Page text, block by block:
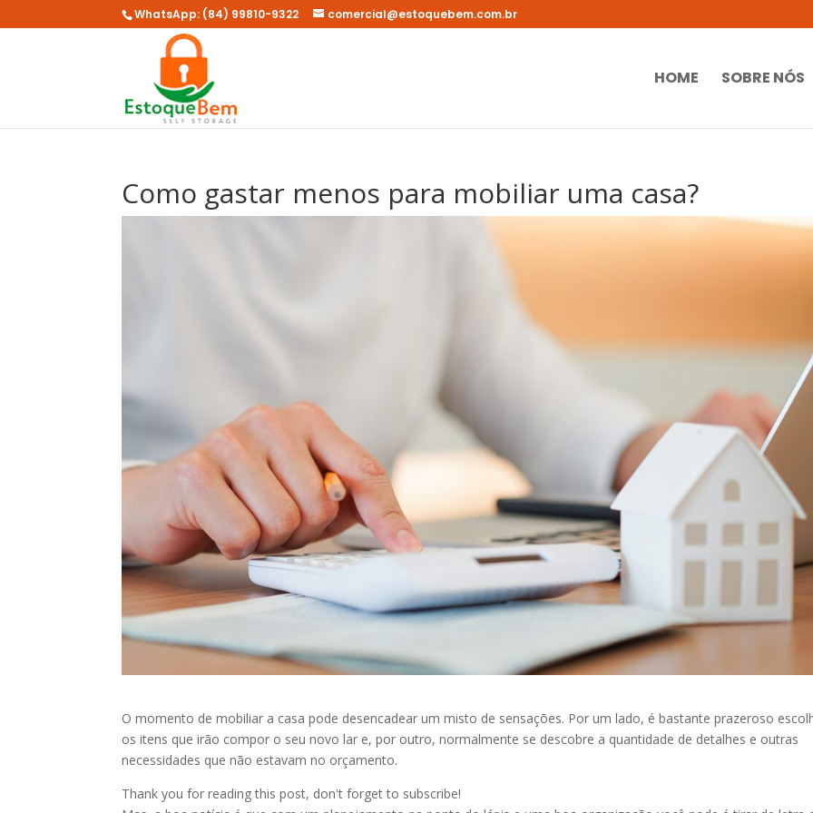
WhatsApp: (84) 99810-9322 comercial@estoquebem.com.br
HOME SOBRE NÓS
Como gastar menos para mobiliar uma casa?
O momento de mobiliar a casa pode desencadear um misto de sensações. Por um lado, é bastante prazeroso
os itens que irão compor o seu novo lar e, por outro, normalmente se descobre a quantidade de detalhes e outras
necessidades que não estavam no orçamento.
Thank you for reading this post, don't forget to subscribe!